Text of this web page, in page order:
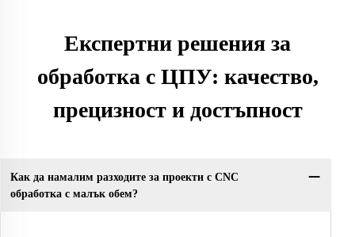
Експертни решения за
обработка с ЦПУ: качество,
прецизност и достъпност
Как да намалим разходите за проекти с CNC
обработка с малък обем?